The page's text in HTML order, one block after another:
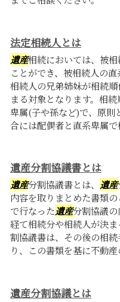
法定相続人とは
遺産相続においては、被
ことができ、被相続人の
相続人の兄弟姉妹が相続
まる対象となります。相
卑属(子や孫など)で、原則
合には配偶者と直系卑属
遺産分割協議書とは
遺産分割協議書とは、 遺産
内容を取りまとめた書類
で行なった遺産分割協議の
経て相続分や相続人が決ま
割協議書は、その後の相
り、この書類を基に不動
遺産分割協議とは